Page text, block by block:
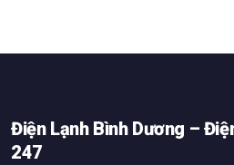
Điện Lạnh Bình Dương –
247